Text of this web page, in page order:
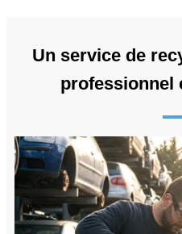
Un service de
professionnel